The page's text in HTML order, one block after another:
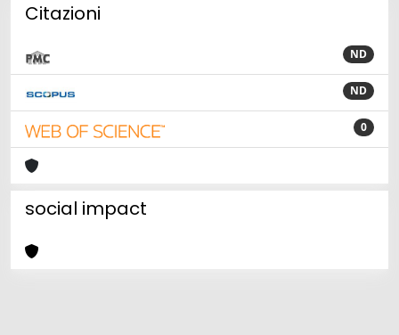
Citazioni
ND
ND
0
social impact